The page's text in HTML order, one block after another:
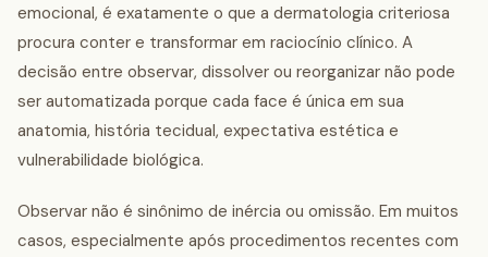
emocional, é exatamente o que a dermatologia criteriosa
procura conter e transformar em raciocínio clínico. A
decisão entre observar, dissolver ou reorganizar não pode
ser automatizada porque cada face é única em sua
anatomia, história tecidual, expectativa estética e
vulnerabilidade biológica.
Observar não é sinônimo de inércia ou omissão. Em muitos
casos, especialmente após procedimentos recentes com